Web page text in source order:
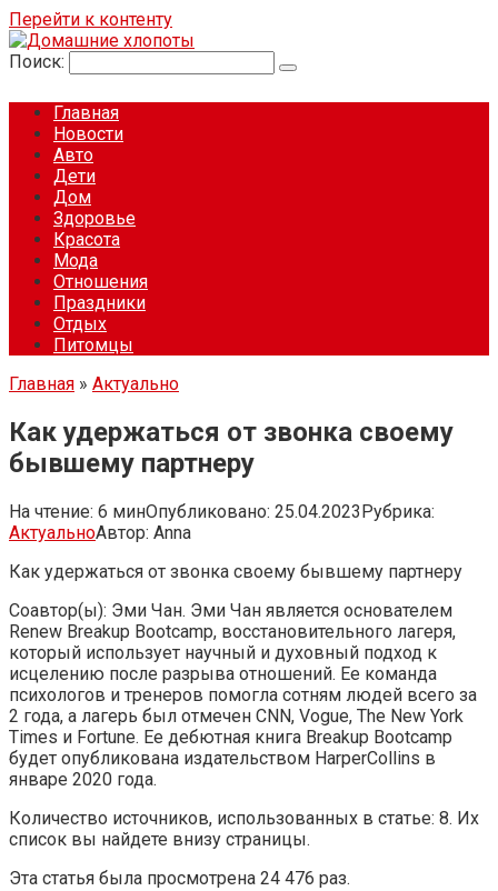
Перейти к контенту
Поиск:
Главная
Новости
Авто
Дети
Дом
Здоровье
Красота
Мода
Отношения
Праздники
Отдых
Питомцы
Главная » Актуально
Как удержаться от звонка своему
бывшему партнеру
На чтение: 6 минОпубликовано: 25.04.2023Рубрика:
АктуальноАвтор: Anna
Как удержаться от звонка своему бывшему партнеру
Соавтор(ы): Эми Чан. Эми Чан является основателем
Renew Breakup Bootcamp, восстановительного лагеря,
который использует научный и духовный подход к
исцелению после разрыва отношений. Ее команда
психологов и тренеров помогла сотням людей всего за
2 года, а лагерь был отмечен CNN, Vogue, The New York
Times и Fortune. Ее дебютная книга Breakup Bootcamp
будет опубликована издательством HarperCollins в
январе 2020 года.
Количество источников, использованных в статье: 8. Их
список вы найдете внизу страницы.
Эта статья была просмотрена 24 476 раз.